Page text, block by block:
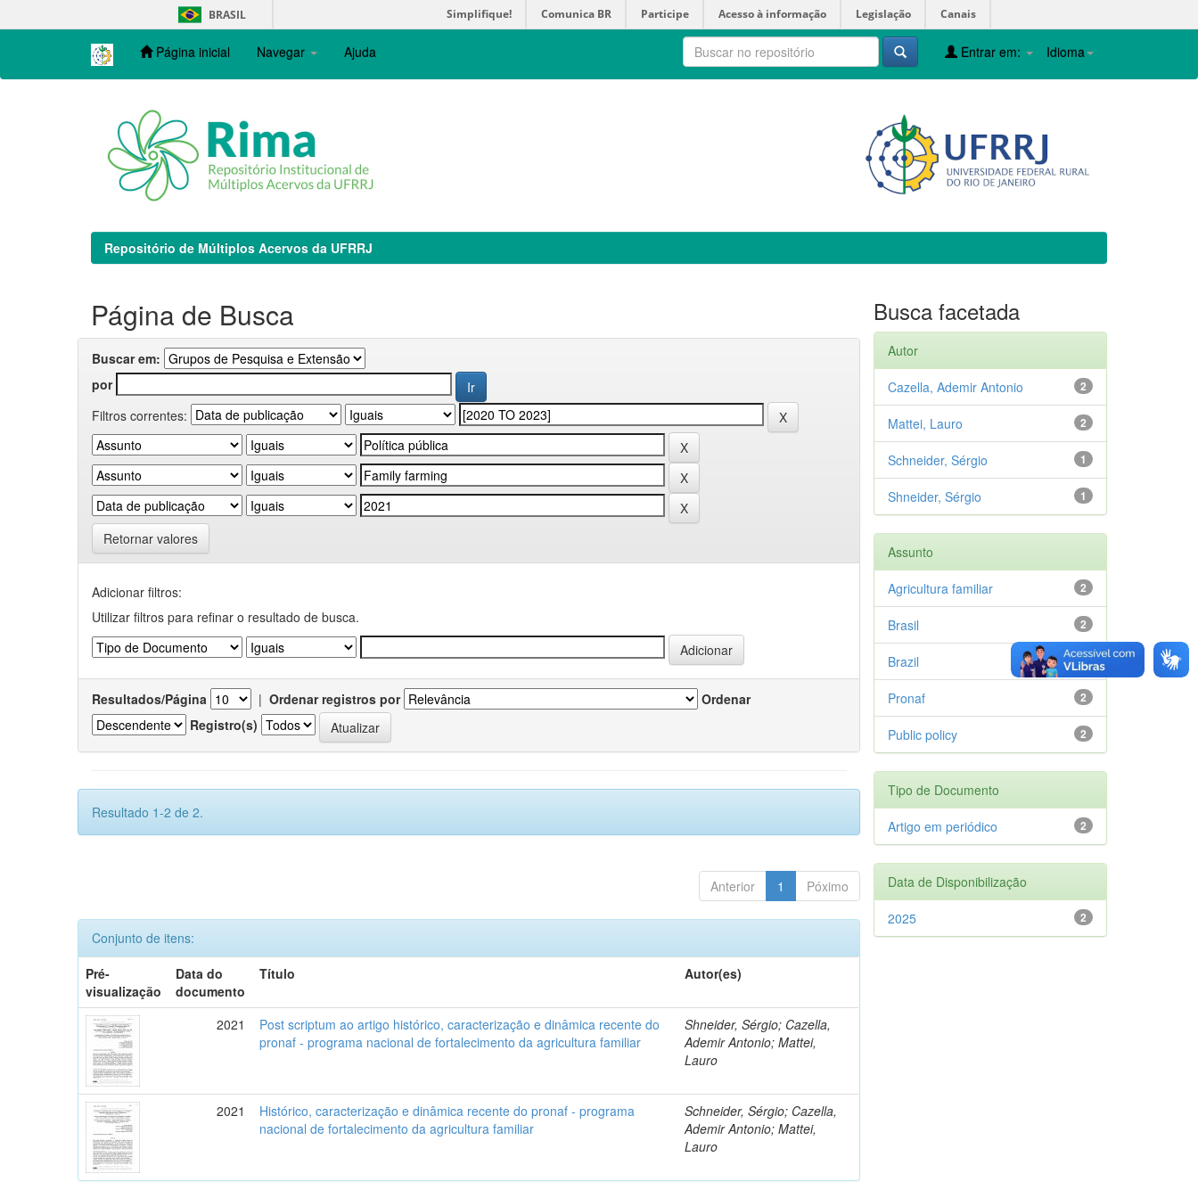
navigation
BRASIL Simplifique! Comunica BR Participe Acesso à informação Legislação Canais
Página inicial Navegar Ajuda Idioma
Entrar em:
Repositório de Múltiplos Acervos da UFRRJ
Página de Busca
Buscar em:
por
Filtros correntes:
Retornar valores
Adicionar filtros:
Utilizar filtros para refinar o resultado de busca.
Resultados/Página | Ordenar registros por
Ordenar
Registro(s)
Resultado 1-2 de 2.
Anterior 1 Póximo
Conjunto de itens:
Pré-
visualização
Data do
documento
Título Autor(es)
2021
Post scriptum ao artigo histórico, caracterização e dinâmica recente do
pronaf - programa nacional de fortalecimento da agricultura familiar
Shneider, Sérgio; Cazella,
Ademir Antonio; Mattei,
Lauro
2021
Histórico, caracterização e dinâmica recente do pronaf - programa
nacional de fortalecimento da agricultura familiar
Schneider, Sérgio; Cazella,
Ademir Antonio; Mattei,
Lauro
Busca facetada
Autor
2
Cazella, Ademir Antonio
2
Mattei, Lauro
1
Schneider, Sérgio
1
Shneider, Sérgio
Assunto
2
Agricultura familiar
2
Brasil
2
Brazil
2
Pronaf
2
Public policy
Tipo de Documento
2
Artigo em periódico
Data de Disponibilização
2
2025